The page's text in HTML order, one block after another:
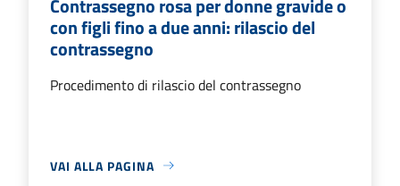
con figli fino a due anni: rilascio del
contrassegno
Procedimento di rilascio del contrassegno
VAI ALLA PAGINA